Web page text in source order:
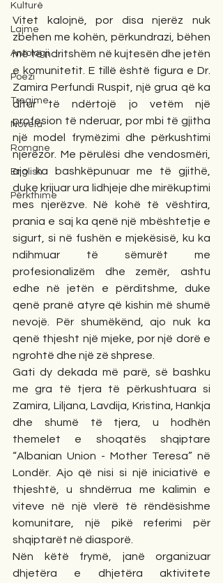
Kulturë
Lajme
Antologji
Poezi
Tregime
Novela
Romane
English
Përkthime
Vitet kalojnë, por disa njerëz nuk
zbehen me kohën, përkundrazi, bëhen
më të ndritshëm në kujtesën dhe jetën
e komunitetit. E tillë është figura e Dr.
Zamira Perfundi Ruspit, një grua që ka
ditur të ndërtojë jo vetëm një
profesion të nderuar, por mbi të gjitha
një model frymëzimi dhe përkushtimi
njerëzor. Me përulësi dhe vendosmëri,
ajo ka bashkëpunuar me të gjithë,
duke krijuar ura lidhjeje dhe mirëkuptimi
mes njerëzve. Në kohë të vështira,
prania e saj ka qenë një mbështetje e
sigurt, si në fushën e mjekësisë, ku ka
ndihmuar të sëmurët me
profesionalizëm dhe zemër, ashtu
edhe në jetën e përditshme, duke
qenë pranë atyre që kishin më shumë
nevojë. Për shumëkënd, ajo nuk ka
qenë thjesht një mjeke, por një dorë e
ngrohtë dhe një zë shprese.
Gati dy dekada më parë, së bashku
me gra të tjera të përkushtuara si
Zamira, Liljana, Lavdija, Kristina, Hankja
dhe shumë të tjera, u hodhën
themelet e shoqatës shqiptare
“Albanian Union - Mother Teresa” në
Londër. Ajo që nisi si një iniciativë e
thjeshtë, u shndërrua me kalimin e
viteve në një vlerë të rëndësishme
komunitare, një pikë referimi për
shqiptarët në diasporë.
Nën këtë frymë, janë organizuar
dhjetëra e dhjetëra aktivitete